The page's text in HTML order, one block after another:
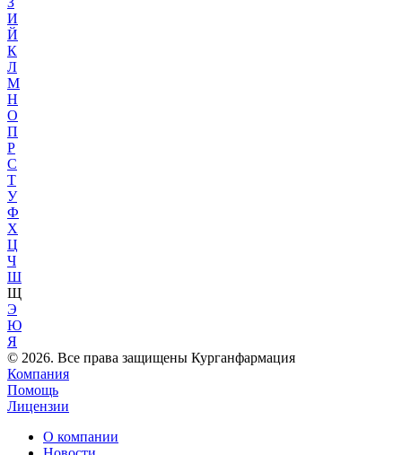
И
Й
К
Л
М
Н
О
П
Р
С
Т
У
Ф
Х
Ц
Ч
Ш
Щ
Э
Ю
Я
© 2026. Все права защищены Курганфармация
Компания
Помощь
Лицензии
О компании